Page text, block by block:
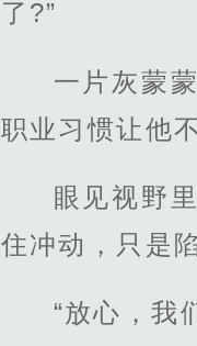
了?”
一片灰蒙
职业习惯让他
眼见视野
住冲动，只是
“放心，我